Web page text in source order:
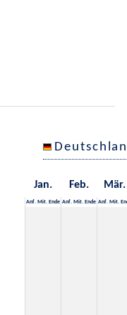
Jan. Feb. Mär.
Anf. Mit. Ende Anf. Mit. Ende Anf. Mit.